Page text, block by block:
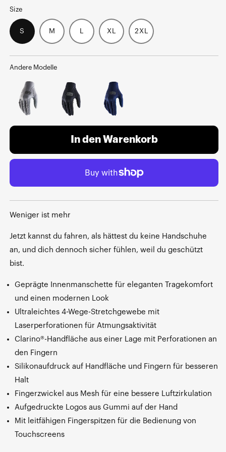
Size
S M L XL 2XL
Andere Modelle
In den Warenkorb
Weniger ist mehr
Jetzt kannst du fahren, als hättest du keine Handschuhe
an, und dich dennoch sicher fühlen, weil du geschützt
bist.
Geprägte Innenmanschette für eleganten Tragekomfort
und einen modernen Look
Ultraleichtes 4-Wege-Stretchgewebe mit
Laserperforationen für Atmungsaktivität
Clarino®-Handfläche aus einer Lage mit Perforationen an
den Fingern
Silikonaufdruck auf Handfläche und Fingern für besseren
Halt
Fingerzwickel aus Mesh für eine bessere Luftzirkulation
Aufgedruckte Logos aus Gummi auf der Hand
Mit leitfähigen Fingerspitzen für die Bedienung von
Touchscreens